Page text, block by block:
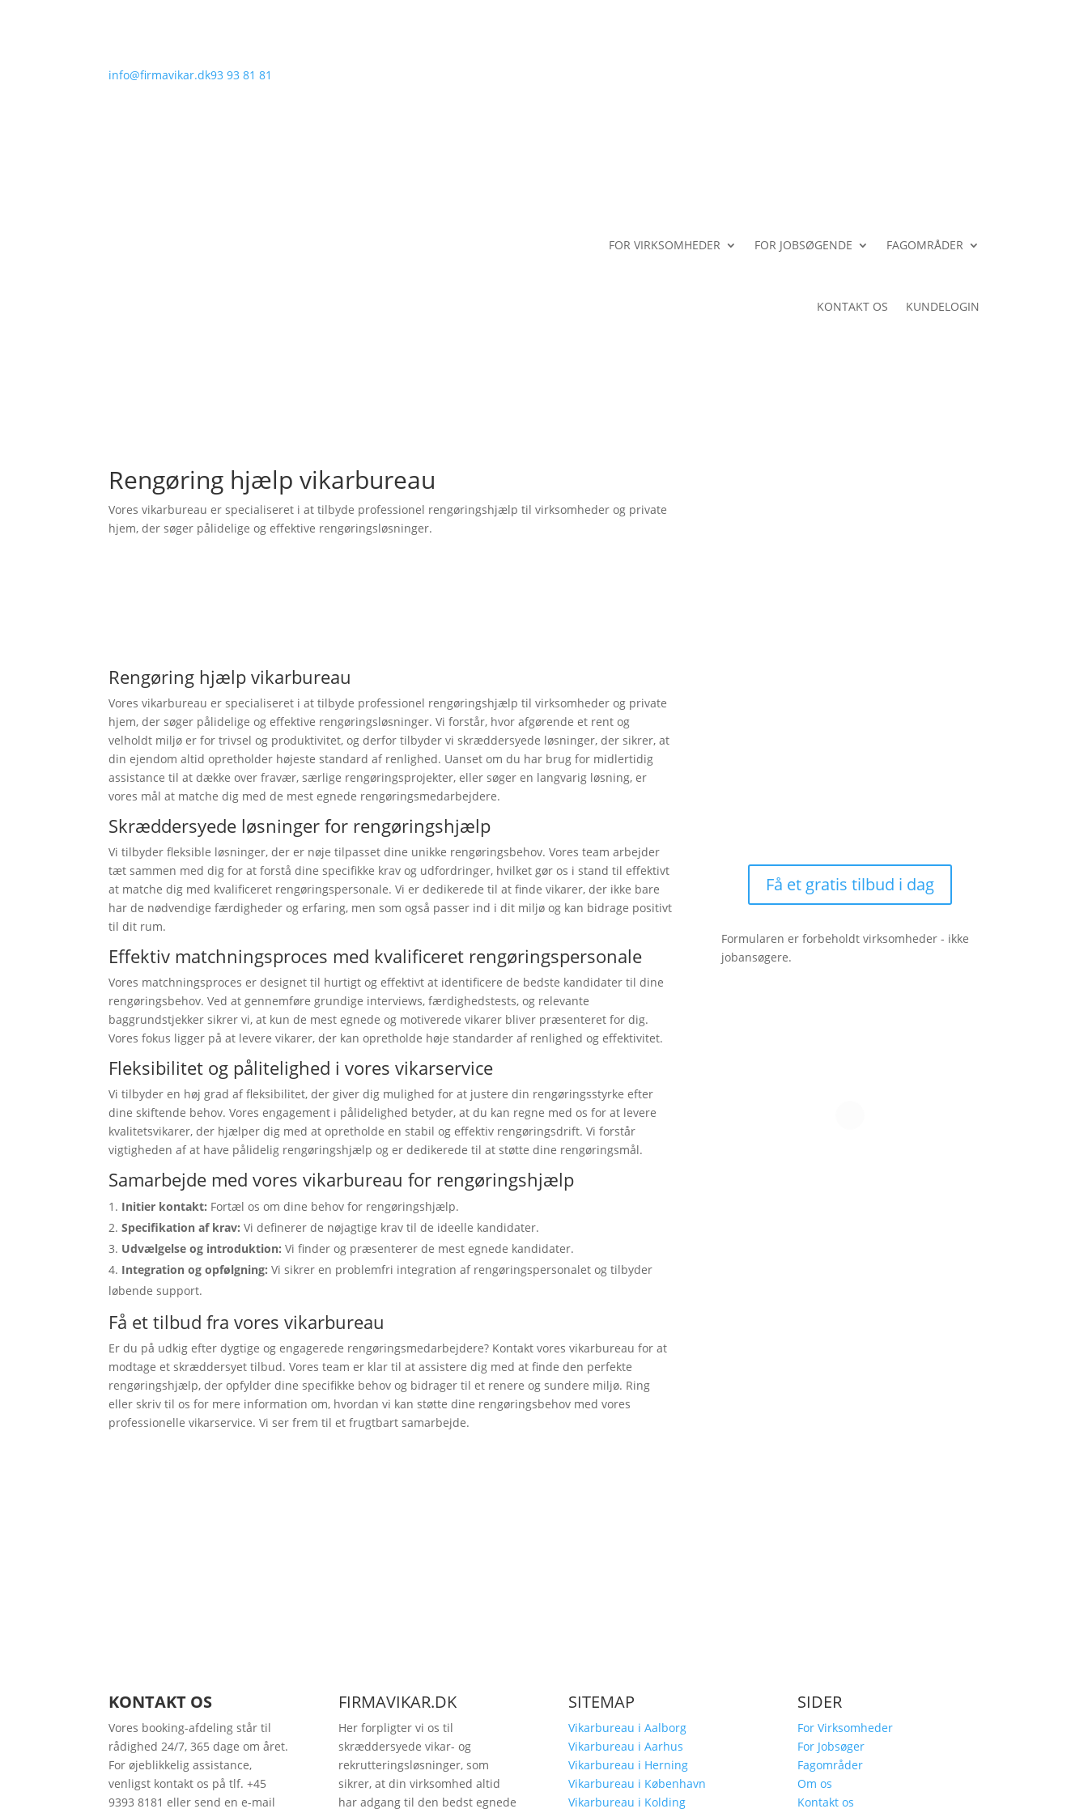
info@firmavikar.dk93 93 81 81
FOR VIRKSOMHEDER FOR JOBSØGENDE FAGOMRÅDER
KONTAKT OS KUNDELOGIN
Rengøring hjælp vikarbureau
Vores vikarbureau er specialiseret i at tilbyde professionel rengøringshjælp til virksomheder og private
hjem, der søger pålidelige og effektive rengøringsløsninger.
Rengøring hjælp vikarbureau
Vores vikarbureau er specialiseret i at tilbyde professionel rengøringshjælp til virksomheder og private
hjem, der søger pålidelige og effektive rengøringsløsninger. Vi forstår, hvor afgørende et rent og
velholdt miljø er for trivsel og produktivitet, og derfor tilbyder vi skræddersyede løsninger, der sikrer, at
din ejendom altid opretholder højeste standard af renlighed. Uanset om du har brug for midlertidig
assistance til at dække over fravær, særlige rengøringsprojekter, eller søger en langvarig løsning, er
vores mål at matche dig med de mest egnede rengøringsmedarbejdere.
Skræddersyede løsninger for rengøringshjælp
Vi tilbyder fleksible løsninger, der er nøje tilpasset dine unikke rengøringsbehov. Vores team arbejder
tæt sammen med dig for at forstå dine specifikke krav og udfordringer, hvilket gør os i stand til effektivt
at matche dig med kvalificeret rengøringspersonale. Vi er dedikerede til at finde vikarer, der ikke bare
har de nødvendige færdigheder og erfaring, men som også passer ind i dit miljø og kan bidrage positivt
til dit rum.
Effektiv matchningsproces med kvalificeret rengøringspersonale
Vores matchningsproces er designet til hurtigt og effektivt at identificere de bedste kandidater til dine
rengøringsbehov. Ved at gennemføre grundige interviews, færdighedstests, og relevante
baggrundstjekker sikrer vi, at kun de mest egnede og motiverede vikarer bliver præsenteret for dig.
Vores fokus ligger på at levere vikarer, der kan opretholde høje standarder af renlighed og effektivitet.
Fleksibilitet og pålitelighed i vores vikarservice
Vi tilbyder en høj grad af fleksibilitet, der giver dig mulighed for at justere din rengøringsstyrke efter
dine skiftende behov. Vores engagement i pålidelighed betyder, at du kan regne med os for at levere
kvalitetsvikarer, der hjælper dig med at opretholde en stabil og effektiv rengøringsdrift. Vi forstår
vigtigheden af at have pålidelig rengøringshjælp og er dedikerede til at støtte dine rengøringsmål.
Samarbejde med vores vikarbureau for rengøringshjælp
Initier kontakt: Fortæl os om dine behov for rengøringshjælp.
Specifikation af krav: Vi definerer de nøjagtige krav til de ideelle kandidater.
Udvælgelse og introduktion: Vi finder og præsenterer de mest egnede kandidater.
Integration og opfølgning: Vi sikrer en problemfri integration af rengøringspersonalet og tilbyder
løbende support.
Få et tilbud fra vores vikarbureau
Er du på udkig efter dygtige og engagerede rengøringsmedarbejdere? Kontakt vores vikarbureau for at
modtage et skræddersyet tilbud. Vores team er klar til at assistere dig med at finde den perfekte
rengøringshjælp, der opfylder dine specifikke behov og bidrager til et renere og sundere miljø. Ring
eller skriv til os for mere information om, hvordan vi kan støtte dine rengøringsbehov med vores
professionelle vikarservice. Vi ser frem til et frugtbart samarbejde.
Få et gratis tilbud i dag
Formularen er forbeholdt virksomheder - ikke
jobansøgere.
KONTAKT OS
Vores booking-afdeling står til
rådighed 24/7, 365 dage om året.
For øjeblikkelig assistance,
venligst kontakt os på tlf. +45
9393 8181 eller send en e-mail
FIRMAVIKAR.DK
Her forpligter vi os til
skræddersyede vikar- og
rekrutteringsløsninger, som
sikrer, at din virksomhed altid
har adgang til den bedst egnede
SITEMAP
Vikarbureau i Aalborg
Vikarbureau i Aarhus
Vikarbureau i Herning
Vikarbureau i København
Vikarbureau i Kolding
SIDER
For Virksomheder
For Jobsøger
Fagområder
Om os
Kontakt os